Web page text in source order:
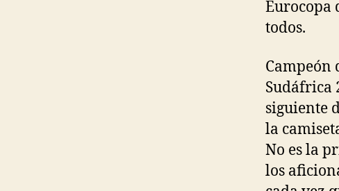
Eurocopa
todos.
Campeón
Sudáfrica
siguiente
la
No es la
los